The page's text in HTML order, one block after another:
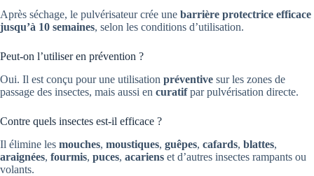
Après séchage, le pulvérisateur crée une barrière protectrice efficace
jusqu’à 10 semaines, selon les conditions d’utilisation.
Peut-on l’utiliser en prévention ?
Oui. Il est conçu pour une utilisation préventive sur les zones de
passage des insectes, mais aussi en curatifpar pulvérisation directe.
Contre quels insectes est-il efficace ?
Il élimine les mouches, moustiques, guêpes, cafards, blattes,
araignées, fourmis, puces, acariens et d’autres insectes rampants ou
volants.